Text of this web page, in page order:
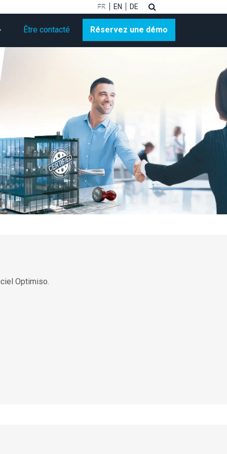
FR EN DE
Réservez une démo
Être contacté
Optimiso.